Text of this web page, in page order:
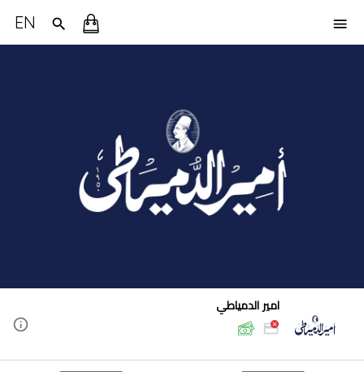
EN
امير الدمياطي